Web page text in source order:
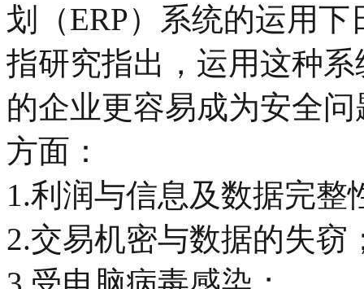
划（ERP）系统的运用
指研究指出，运用这种
的企业更容易成为安全
方面：
1.利润与信息及数据完整
2.交易机密与数据的失窃